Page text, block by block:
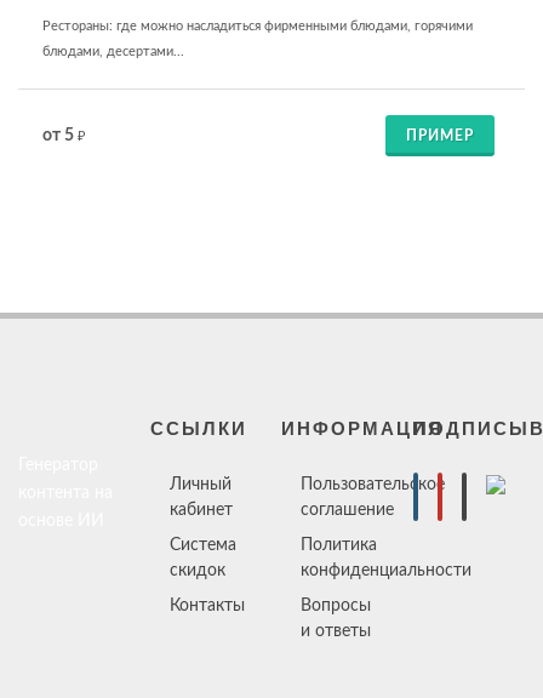
Рестораны: где можно насладиться фирменными блюдами, горячими
блюдами, десертами...
от 5 ₽ ПРИМЕР
ССЫЛКИ
Личный
кабинет
Система
скидок
Контакты
ИНФОРМАЦИЯ
Пользовательское
соглашение
Политика
конфиденциальности
Вопросы
и ответы